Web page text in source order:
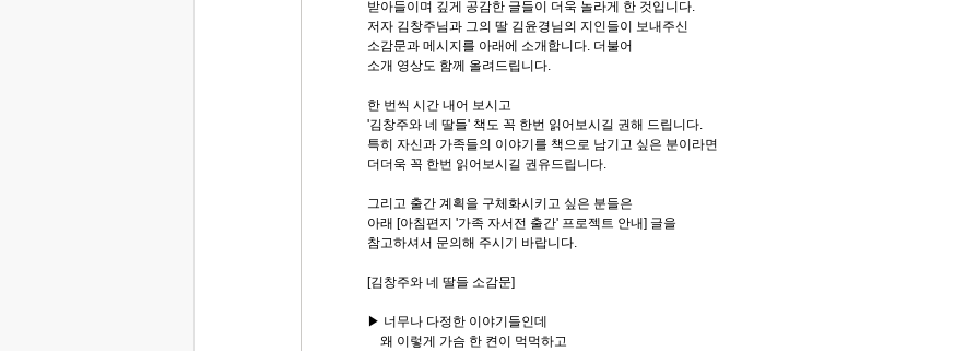
받아들이며 깊게 공감한 글들이 더욱 놀라게 한 것입니다.
저자 김창주님과 그의 딸 김윤경님의 지인들이 보내주신
소감문과 메시지를 아래에 소개합니다. 더불어
소개 영상도 함께 올려드립니다.
한 번씩 시간 내어 보시고
'김창주와 네 딸들' 책도 꼭 한번 읽어보시길 권해 드립니다.
특히 자신과 가족들의 이야기를 책으로 남기고 싶은 분이라면
더더욱 꼭 한번 읽어보시길 권유드립니다.
그리고 출간 계획을 구체화시키고 싶은 분들은
아래 [아침편지 '가족 자서전 출간' 프로젝트 안내] 글을
참고하셔서 문의해 주시기 바랍니다.
[김창주와 네 딸들 소감문]
▶ 너무나 다정한 이야기들인데
왜 이렇게 가슴 한 켠이 먹먹하고